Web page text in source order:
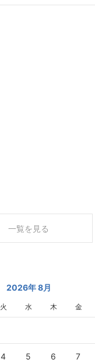
一覧を見る
2026年 8月
火 水 木 金
4 5 6 7